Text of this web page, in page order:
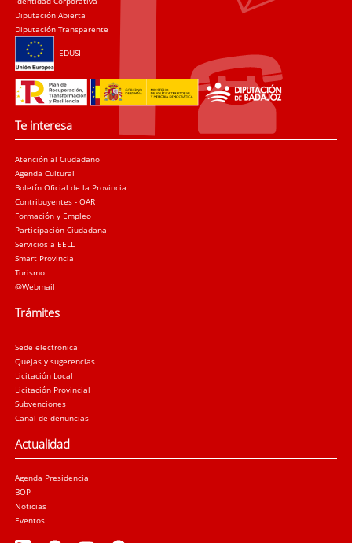
Diputación Abierta
Diputación Transparente
EDUSI
Te interesa
Atención al Ciudadano
Agenda Cultural
Boletín Oficial de la Provincia
Contribuyentes - OAR
Formación y Empleo
Participación Ciudadana
Servicios a EELL
Smart Provincia
Turismo
@Webmail
Trámites
Sede electrónica
Quejas y sugerencias
Licitación Local
Licitación Provincial
Subvenciones
Canal de denuncias
Actualidad
Agenda Presidencia
BOP
Noticias
Eventos